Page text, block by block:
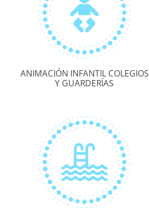
ANIMACIÓN INFANTIL COLEGIOS
Y GUARDERÍAS